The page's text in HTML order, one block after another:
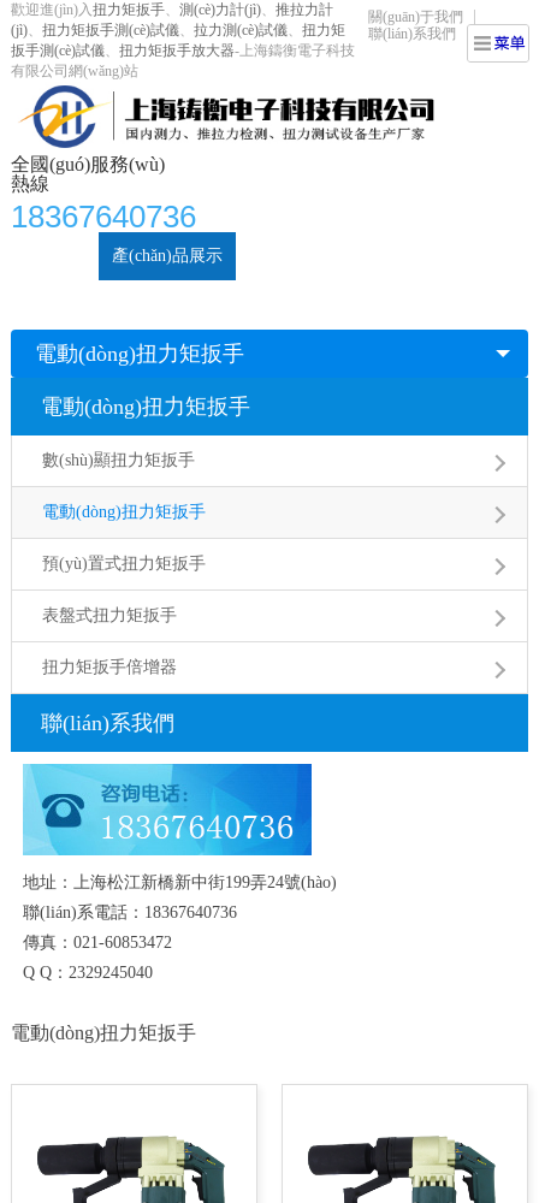
歡迎進(jìn)入扭力矩扳手、 測(cè)力計(jì)、 推拉力計
(jì)、 扭力矩扳手測(cè)試儀、 拉力測(cè)試儀、 扭力矩
扳手測(cè)試儀、 扭力矩扳手放大器-上海鑄衡電子科技
有限公司網(wǎng)站
關(guān)于我們
聯(lián)系我們
全國(guó)服務(wù)
熱線
18367640736
產(chǎn)品展示
電動(dòng)扭力矩扳手
電動(dòng)扭力矩扳手
數(shù)顯扭力矩扳手
電動(dòng)扭力矩扳手
預(yù)置式扭力矩扳手
表盤式扭力矩扳手
扭力矩扳手倍增器
聯(lián)系我們
地址：上海松江新橋新中街199弄24號(hào)
聯(lián)系電話：18367640736
傳真：021-60853472
Q Q：2329245040
電動(dòng)扭力矩扳手